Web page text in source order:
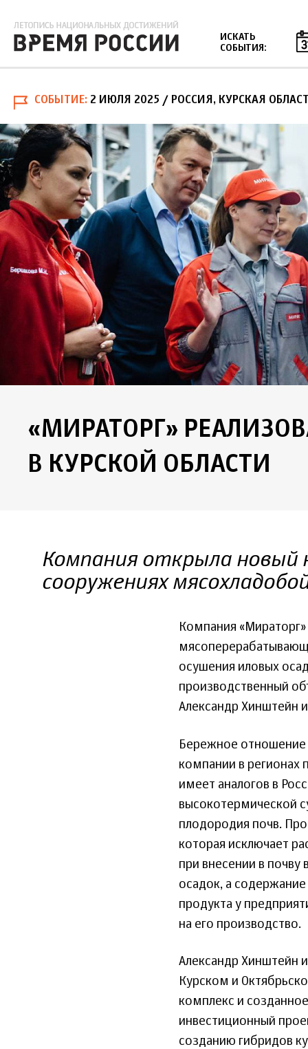
ИСКАТЬ
СОБЫТИЯ:
СОБЫТИЕ 2 ИЮЛЯ 2025 / РОССИЯ, КУРСКАЯ
«МИРАТОРГ»
В КУРСКОЙ ОБЛАСТИ
Компания открыла новый
сооружениях
Компания
осушения иловых
производственный
Александр Хинштейн
Бережное отношение
компании в регионах
имеет аналогов в
высокотермической
плодородия почв.
которая исключает
при внесении в
осадок, а
продукта у
на его производство.
Александр Хинштейн
Курском и
комплекс и
инвестиционный
созданию гибридов